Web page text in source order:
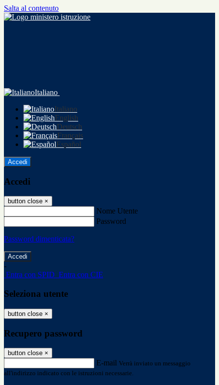
Salta al contenuto
Italiano
Italiano
English
Deutsch
Français
Español
Accedi
Accedi
button close ×
Nome Utente
Password
Password dimenticata?
-
Entra con SPID Entra con CIE
Seleziona utente
button close ×
Recupero password
button close ×
E-mail Verrà inviato un messaggio
all'indirizzo indicato con le istruzioni necessarie.